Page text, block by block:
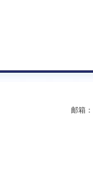
邮箱：